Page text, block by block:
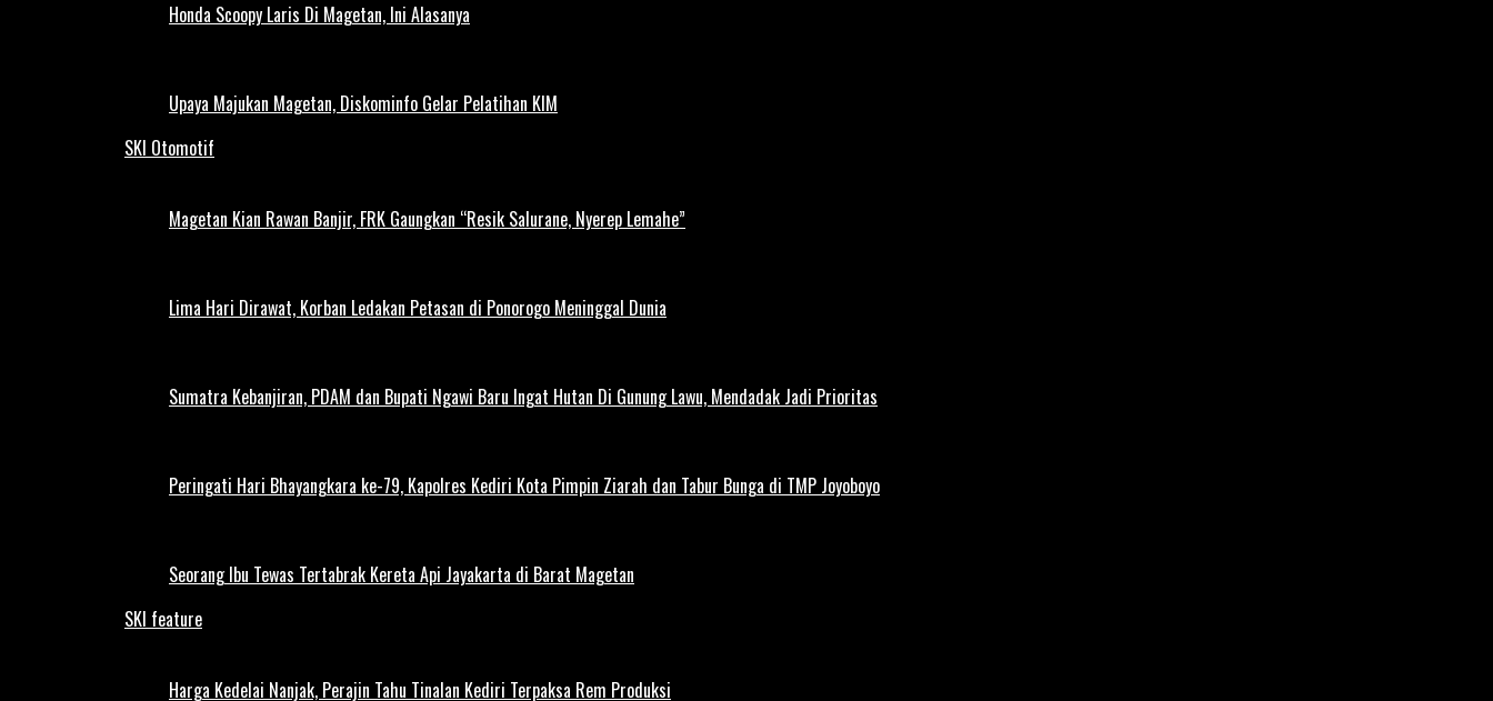
Honda Scoopy Laris Di Magetan, Ini Alasanya
Upaya Majukan Magetan, Diskominfo Gelar Pelatihan KIM
SKI Otomotif
Magetan Kian Rawan Banjir, FRK Gaungkan “Resik Salurane, Nyerep Lemahe”
Lima Hari Dirawat, Korban Ledakan Petasan di Ponorogo Meninggal Dunia
Sumatra Kebanjiran, PDAM dan Bupati Ngawi Baru Ingat Hutan Di Gunung Lawu, Mendadak Jadi Prioritas
Peringati Hari Bhayangkara ke-79, Kapolres Kediri Kota Pimpin Ziarah dan Tabur Bunga di TMP Joyoboyo
Seorang Ibu Tewas Tertabrak Kereta Api Jayakarta di Barat Magetan
SKI feature
Harga Kedelai Nanjak, Perajin Tahu Tinalan Kediri Terpaksa Rem Produksi